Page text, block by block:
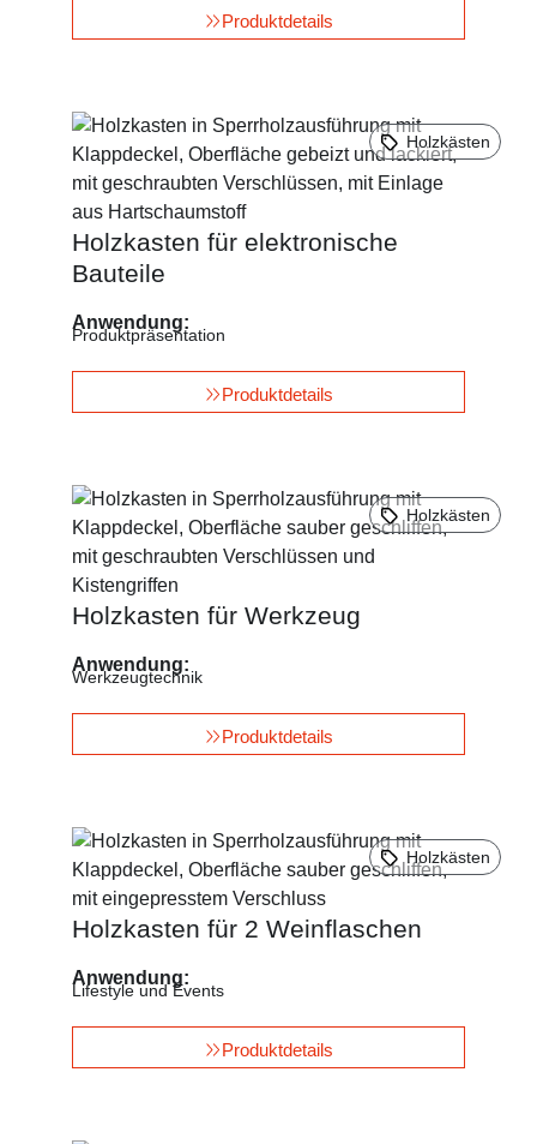
Produktdetails
Holzkästen
Holzkasten für elektronische
Bauteile
Anwendung:
Produktpräsentation
Produktdetails
Holzkästen
Holzkasten für Werkzeug
Anwendung:
Werkzeugtechnik
Produktdetails
Holzkästen
Holzkasten für 2 Weinflaschen
Anwendung:
Lifestyle und Events
Produktdetails